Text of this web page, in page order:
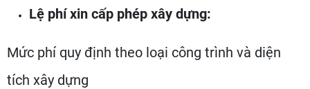
Lệ phí xin cấp phép xây dựng:
Mức phí quy định theo loại công trình và diện
tích xây dựng